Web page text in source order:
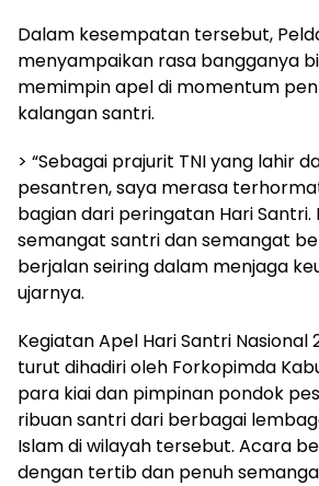
Dalam kesempatan tersebut,
menyampaikan rasa bangganya
memimpin apel di momentum
kalangan santri.
> “Sebagai prajurit TNI yang lahir
pesantren, saya merasa
bagian dari peringatan Hari Santri.
semangat santri dan semangat
berjalan seiring dalam menjaga
ujarnya.
Kegiatan Apel Hari Santri Nasional
turut dihadiri oleh Forkopimda
para kiai dan pimpinan pondok
ribuan santri dari berbagai
Islam di wilayah tersebut. Acara
dengan tertib dan penuh